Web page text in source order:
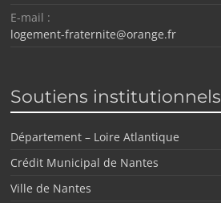
E-mail :
logement-fraternite@orange.fr
Soutiens institutionnels
Département – Loire Atlantique
Crédit Municipal de Nantes
Ville de Nantes